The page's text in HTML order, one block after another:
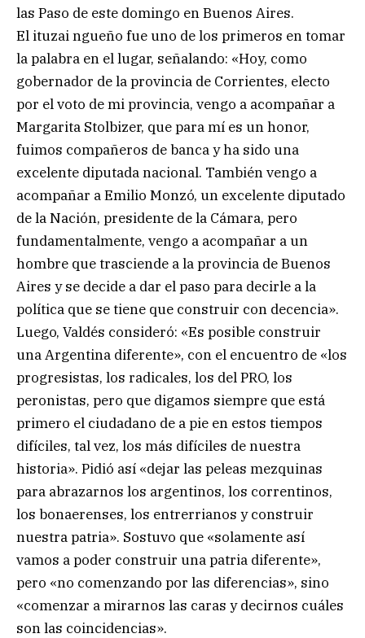
las Paso de este domingo en Buenos Aires.
El ituzai ngueño fue uno de los primeros en tomar
la palabra en el lugar, señalando: «Hoy, como
gobernador de la provincia de Corrientes, electo
por el voto de mi provincia, vengo a acompañar a
Margarita Stolbizer, que para mí es un honor,
fuimos compañeros de banca y ha sido una
excelente diputada nacional. También vengo a
acompañar a Emilio Monzó, un excelente diputado
de la Nación, presidente de la Cámara, pero
fundamentalmente, vengo a acompañar a un
hombre que trasciende a la provincia de Buenos
Aires y se decide a dar el paso para decirle a la
política que se tiene que construir con decencia».
Luego, Valdés consideró: «Es posible construir
una Argentina diferente», con el encuentro de «los
progresistas, los radicales, los del PRO, los
peronistas, pero que digamos siempre que está
primero el ciudadano de a pie en estos tiempos
difíciles, tal vez, los más difíciles de nuestra
historia». Pidió así «dejar las peleas mezquinas
para abrazarnos los argentinos, los correntinos,
los bonaerenses, los entrerrianos y construir
nuestra patria». Sostuvo que «solamente así
vamos a poder construir una patria diferente»,
pero «no comenzando por las diferencias», sino
«comenzar a mirarnos las caras y decirnos cuáles
son las coincidencias».